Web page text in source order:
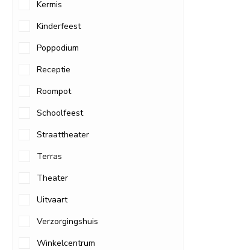
Kermis
Kinderfeest
Poppodium
Receptie
Roompot
Schoolfeest
Straattheater
Terras
Theater
Uitvaart
Verzorgingshuis
Winkelcentrum